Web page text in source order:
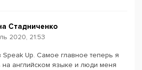
Стадниченко
2020, 21:53
Up. Самое главное теперь я
английском языке и люди меня